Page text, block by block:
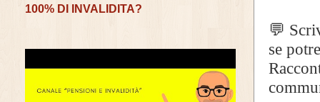
💬
se
100% DI INVALIDITA?